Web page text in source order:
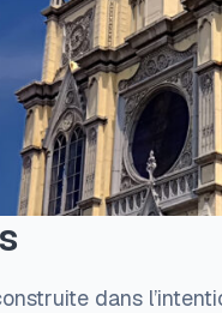
dans